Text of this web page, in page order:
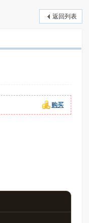
返回列表
购买